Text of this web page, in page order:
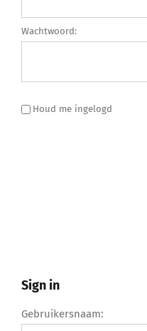
Wachtwoord:
Houd me ingelogd
Sign in
Gebruikersnaam: